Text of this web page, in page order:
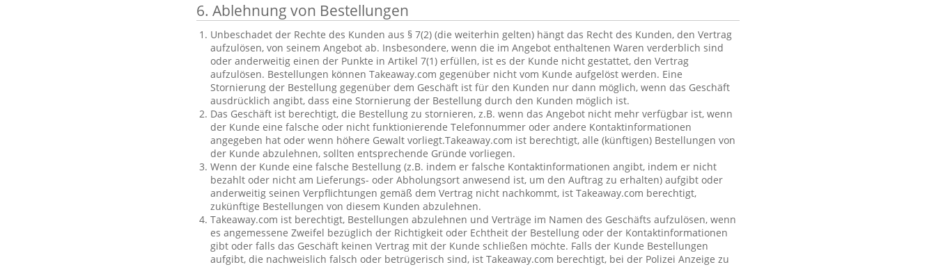
6. Ablehnung von Bestellungen
Unbeschadet der Rechte des Kunden aus § 7(2) (die weiterhin gelten) hängt das Recht des Kunden, den Vertrag
aufzulösen, von seinem Angebot ab. Insbesondere, wenn die im Angebot enthaltenen Waren verderblich sind
oder anderweitig einen der Punkte in Artikel 7(1) erfüllen, ist es der Kunde nicht gestattet, den Vertrag
aufzulösen. Bestellungen können Takeaway.com gegenüber nicht vom Kunde aufgelöst werden. Eine
Stornierung der Bestellung gegenüber dem Geschäft ist für den Kunden nur dann möglich, wenn das Geschäft
ausdrücklich angibt, dass eine Stornierung der Bestellung durch den Kunden möglich ist.
Das Geschäft ist berechtigt, die Bestellung zu stornieren, z.B. wenn das Angebot nicht mehr verfügbar ist, wenn
der Kunde eine falsche oder nicht funktionierende Telefonnummer oder andere Kontaktinformationen
angegeben hat oder wenn höhere Gewalt vorliegt.Takeaway.com ist berechtigt, alle (künftigen) Bestellungen von
der Kunde abzulehnen, sollten entsprechende Gründe vorliegen.
Wenn der Kunde eine falsche Bestellung (z.B. indem er falsche Kontaktinformationen angibt, indem er nicht
bezahlt oder nicht am Lieferungs- oder Abholungsort anwesend ist, um den Auftrag zu erhalten) aufgibt oder
anderweitig seinen Verpflichtungen gemäß dem Vertrag nicht nachkommt, ist Takeaway.com berechtigt,
zukünftige Bestellungen von diesem Kunden abzulehnen.
Takeaway.com ist berechtigt, Bestellungen abzulehnen und Verträge im Namen des Geschäfts aufzulösen, wenn
es angemessene Zweifel bezüglich der Richtigkeit oder Echtheit der Bestellung oder der Kontaktinformationen
gibt oder falls das Geschäft keinen Vertrag mit der Kunde schließen möchte. Falls der Kunde Bestellungen
aufgibt, die nachweislich falsch oder betrügerisch sind, ist Takeaway.com berechtigt, bei der Polizei Anzeige zu